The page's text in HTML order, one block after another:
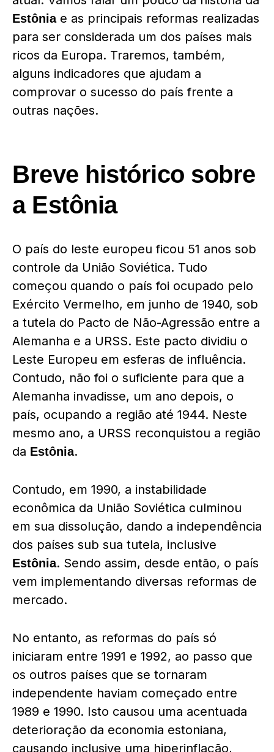
Estôniae as principais reformas realizadas
para ser considerada um dos países mais
ricos da Europa. Traremos, também,
alguns indicadores que ajudam a
comprovar o sucesso do país frente a
outras nações.
Breve histórico sobre
a Estônia
O país do leste europeu ficou 51 anos sob
controle da União Soviética. Tudo
começou quando o país foi ocupado pelo
Exército Vermelho, em junho de 1940, sob
a tutela do Pacto de Não-Agressão entre a
Alemanha e a URSS. Este pacto dividiu o
Leste Europeu em esferas de influência.
Contudo, não foi o suficiente para que a
Alemanha invadisse, um ano depois, o
país, ocupando a região até 1944. Neste
mesmo ano, a URSS reconquistou a região
da Estônia.
Contudo, em 1990, a instabilidade
econômica da União Soviética culminou
em sua dissolução, dando a independência
dos países sub sua tutela, inclusive
Estônia. Sendo assim, desde então, o país
vem implementando diversas reformas de
mercado.
No entanto, as reformas do país só
iniciaram entre 1991 e 1992, ao passo que
os outros países que se tornaram
independente haviam começado entre
1989 e 1990. Isto causou uma acentuada
deterioração da economia estoniana,
causando inclusive uma hiperinflação,